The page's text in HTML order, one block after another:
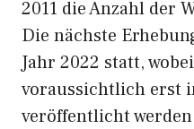
2011 die Anzahl der
Die nächste
Jahr 2022 statt,
voraussichtlich erst
veröffentlicht